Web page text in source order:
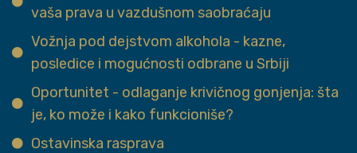
vaša prava u vazdušnom saobraćaju
Vožnja pod dejstvom alkohola - kazne,
posledice i mogućnosti odbrane u Srbiji
Oportunitet - odlaganje krivičnog gonjenja: šta
je, ko može i kako funkcioniše?
Ostavinska rasprava